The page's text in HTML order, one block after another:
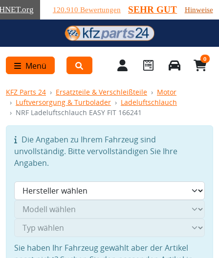
.org 120.910 Bewertungen SEHR GUT Hinweise
Menü
0
KFZ Parts 24 Ersatzteile & Verschleißteile
Motor
Luftversorgung & Turbolader
Ladeluftschlauch
NRF Ladeluftschlauch EASY FIT 166241
Die Angaben zu Ihrem Fahrzeug sind
unvollständig. Bitte vervollständigen Sie Ihre
Angaben.
Sie haben Ihr Fahrzeug gewählt aber der Artikel